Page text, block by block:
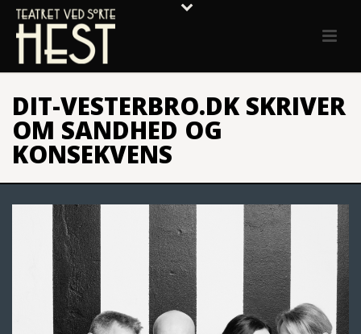
DIT-VESTERBRO.DK SKRIVER
OM SANDHED OG
KONSEKVENS